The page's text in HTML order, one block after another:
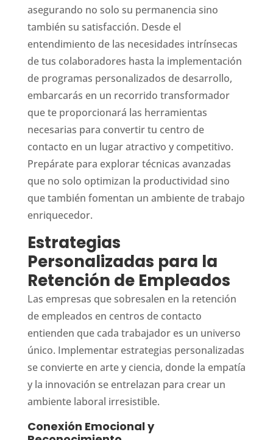
asegurando no solo su permanencia sino
también su satisfacción. Desde el
entendimiento de las necesidades intrínsecas
de tus colaboradores hasta la implementación
de programas personalizados de desarrollo,
embarcarás en un recorrido transformador
que te proporcionará las herramientas
necesarias para convertir tu centro de
contacto en un lugar atractivo y competitivo.
Prepárate para explorar técnicas avanzadas
que no solo optimizan la productividad sino
que también fomentan un ambiente de trabajo
enriquecedor.
Estrategias
Personalizadas para la
Retención de Empleados
Las empresas que sobresalen en la retención
de empleados en centros de contacto
entienden que cada trabajador es un universo
único. Implementar estrategias personalizadas
se convierte en arte y ciencia, donde la empatía
y la innovación se entrelazan para crear un
ambiente laboral irresistible.
Conexión Emocional y